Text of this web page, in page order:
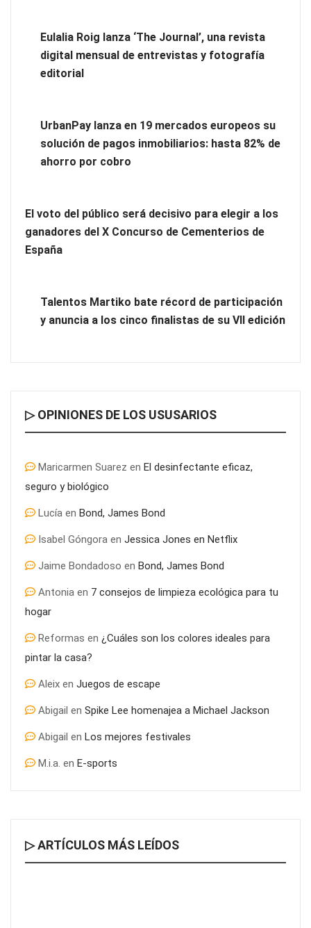
Eulalia Roig lanza ‘The Journal’, una revista
digital mensual de entrevistas y fotografía
editorial
UrbanPay lanza en 19 mercados europeos su
solución de pagos inmobiliarios: hasta 82% de
ahorro por cobro
El voto del público será decisivo para elegir a los
ganadores del X Concurso de Cementerios de
España
Talentos Martiko bate récord de participación
y anuncia a los cinco finalistas de su VII edición
▷ OPINIONES DE LOS USUSARIOS
Maricarmen Suarez en El desinfectante eficaz,
seguro y biológico
Lucía en Bond, James Bond
Isabel Góngora en Jessica Jones en Netflix
Jaime Bondadoso en Bond, James Bond
Antonia en 7 consejos de limpieza ecológica para tu
hogar
Reformas en ¿Cuáles son los colores ideales para
pintar la casa?
Aleix en Juegos de escape
Abigail en Spike Lee homenajea a Michael Jackson
Abigail en Los mejores festivales
M.i.a. en E-sports
▷ ARTÍCULOS MÁS LEÍDOS